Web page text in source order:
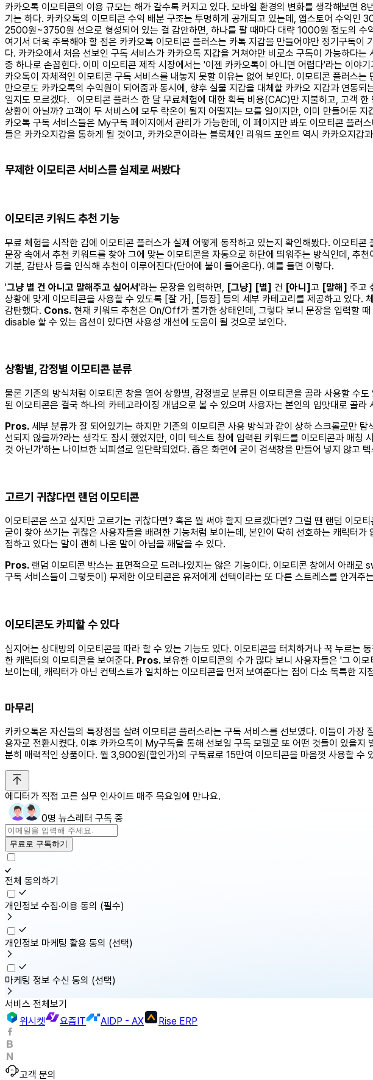
카카오톡 이모티콘의 이용 규모는 해가 갈수록 커지고 있다. 모바일 환경의 변화를 생각해보면
기는 하다. 카카오톡의 이모티콘 수익 배분 구조는 투명하게 공개되고 있는데, 앱스토어 수익
2500원~3750원 선으로 형성되어 있는 걸 감안하면, 하나를 팔 때마다 대략 1000원 정도의 수
여기서 더욱 주목해야 할 점은 카카오톡 이모티콘 플러스는 카톡 지갑을 만들어야만 정기구독
다. 카카오에서 처음 선보인 구독 서비스가 카카오톡 지갑을 거쳐야만 비로소 구독이 가능하다
중 하나로 손꼽힌다. 이미 이모티콘 제작 시장에서는 '이젠 카카오톡이 아니면 어렵다'라는 이야
카오톡이 자체적인 이모티콘 구독 서비스를 내놓지 못할 이유는 없어 보인다. 이모티콘 플러스
만으로도 카카오톡의 수익원이 되어줌과 동시에, 향후 실물 지갑을 대체할 카카오 지갑과 연동
일지도 모르겠다.
이모티콘 플러스 한 달 무료체험에 대한 획득 비용(CAC)만 지불하고, 고객
상황이 아닐까? 고객이 두 서비스에 모두 락온이 될지 어떨지는 모를 일이지만, 이미 만들어둔
카오톡 구독 서비스들은 My구독 페이지에서 관리가 가능한데, 이 페이지만 봐도 이모티콘 플
들은 카카오지갑을 통하게 될 것이고, 카카오콘이라는 블록체인 리워드 포인트 역시 카카오지갑
무제한 이모티콘 서비스를 실제로 써봤다
이모티콘 키워드 추천 기능
무료 체험을 시작한 김에 이모티콘 플러스가 실제 어떻게 동작하고 있는지 확인해봤다. 이모티
문장 속에서 추천 키워드를 찾아 그에 맞는 이모티콘을 자동으로 하단에 띄워주는 방식인데, 추
기분, 감탄사 등을 인식해 추천이 이루어진다(단어에 불이 들어온다). 예를 들면 이렇다.
'그냥 별 건 아니고 말해주고 싶어서'라는 문장을 입력하면, [그냥] [별] 건 [아니]고 [말해] 주고
상황에 맞게 이모티콘을 사용할 수 있도록 [잘 가], [등장] 등의 세부 카테고리를 제공하고 있다.
감탄했다. Cons. 현재 키워드 추천은 On/Off가 불가한 상태인데, 그렇다 보니 문장을 입력할
disable 할 수 있는 옵션이 있다면 사용성 개선에 도움이 될 것으로 보인다.
상황별, 감정별 이모티콘 분류
물론 기존의 방식처럼 이모티콘 창을 열어 상황별, 감정별로 분류된 이모티콘을 골라 사용할 수
된 이모티콘은 결국 하나의 카테고라이징 개념으로 볼 수 있으며 사용자는 본인의 입맛대로 골라
Pros. 세부 분류가 잘 되어있기는 하지만 기존의 이모티콘 사용 방식과 같이 상하 스크롤로만
선되지 않을까?라는 생각도 잠시 했었지만, 이미 텍스트 창에 입력된 키워드를 이모티콘과 매
것 아닌가'하는 나이브한 뇌피셜로 일단락되었다. 좁은 화면에 굳이 검색창을 만들어 넣지 않고
고르기 귀찮다면 랜덤 이모티콘
이모티콘은 쓰고 싶지만 고르기는 귀찮다면? 혹은 뭘 써야 할지 모르겠다면? 그럴 땐 랜덤 이모
굳이 찾아 쓰기는 귀찮은 사용자들을 배려한 기능처럼 보이는데, 본인이 딱히 선호하는 캐릭터
점하고 있다는 말이 괜히 나온 말이 아님을 깨달을 수 있다.
Pros. 랜덤 이모티콘 박스는 표면적으로 드러나있지는 않은 기능이다. 이모티콘 창에서 아래
구독 서비스들이 그렇듯이) 무제한 이모티콘은 유저에게 선택이라는 또 다른 스트레스를 안겨
이모티콘도 카피할 수 있다
심지어는 상대방의 이모티콘을 따라 할 수 있는 기능도 있다. 이모티콘을 터치하거나 꾹 누르는
한 캐릭터의 이모티콘을 보여준다. Pros. 보유한 이모티콘의 수가 많다 보니 사용자들은 '그 이
보이는데, 캐릭터가 아닌 컨텍스트가 일치하는 이모티콘을 먼저 보여준다는 점이 다소 독특한 지
마무리
카카오톡은 자신들의 특장점을 살려 이모티콘 플러스라는 구독 서비스를 선보였다. 이들이 가
용자로 전환시켰다. 이후 카카오톡이 My구독을 통해 선보일 구독 모델로 또 어떤 것들이 있을
분히 매력적인 상품이다. 월 3,900원(할인가)의 구독료로 15만여 이모티콘을 마음껏 사용할 수
에디터가 직접 고른 실무 인사이트 매주 목요일에 만나요.
0명 뉴스레터 구독 중
무료로 구독하기
전체 동의하기
개인정보 수집·이용 동의 (필수)
개인정보 마케팅 활용 동의 (선택)
마케팅 정보 수신 동의 (선택)
서비스 전체보기
위시켓
요즘IT AIDP - AX Rise ERP
고객 문의